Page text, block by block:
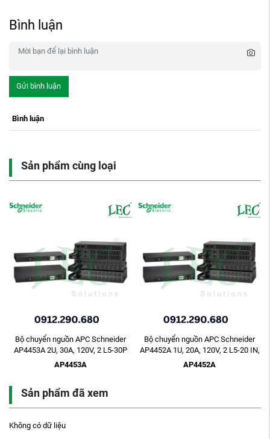
Bình luận
Gửi bình luận
Bình luận
Sản phẩm cùng loại
Bộ chuyển nguồn APC Schneider
AP4453A 2U, 30A, 120V, 2 L5-30P
IN, 16 5-20R ...
AP4453A
Bộ chuyển nguồn APC Schneider
AP4452A 1U, 20A, 120V, 2 L5-20 IN,
10 5-20R ...
AP4452A
Sản phẩm đã xem
Không có dữ liệu